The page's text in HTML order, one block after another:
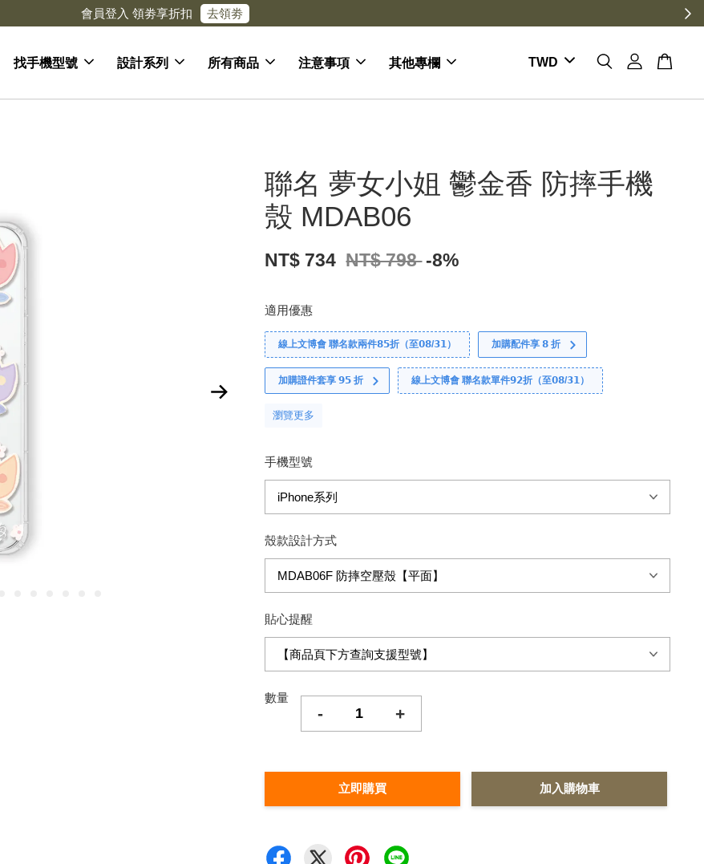
會員登入 領劵享折扣 去領劵
找手機型號 設計系列 所有商品 注意事項 其他專欄
聯名 夢女小姐 鬱金香 防摔手機
殼 MDAB06
NT$ 734 NT$ 798 -8%
適用優惠
線上文博會 聯名款兩件𝟴𝟱折（至𝟬𝟴/𝟯𝟭） 加購配件享 𝟴 折
加購證件套享 𝟵𝟱 折 線上文博會 聯名款單件𝟵𝟮折（至𝟬𝟴/𝟯𝟭）
瀏覽更多
手機型號
殼款設計方式
貼心提醒
數量
- +
立即購買 加入購物車